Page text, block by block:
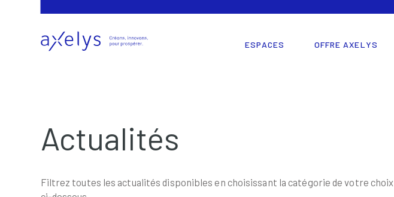
ESPACES OFFRE AXELYS
Actualités
Filtrez toutes les actualités disponibles en choisissant la catégorie de votre choix